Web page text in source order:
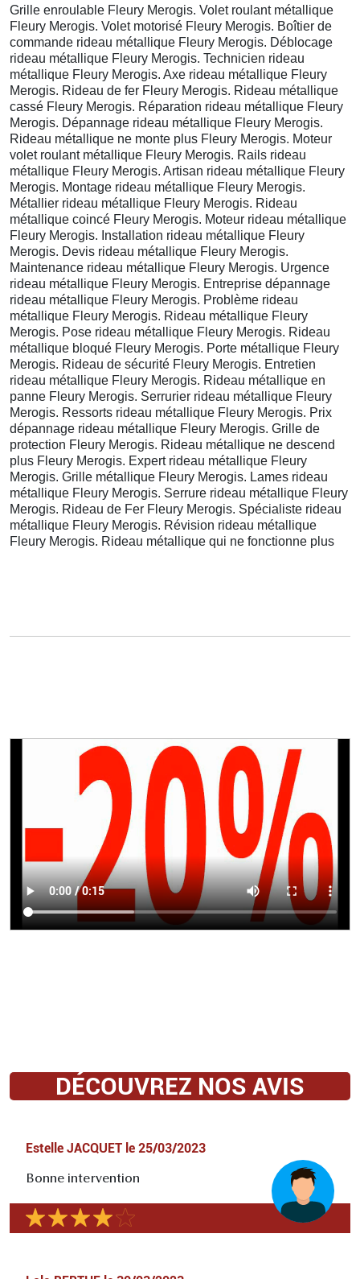
Grille enroulable Fleury Merogis. Volet roulant métallique
Fleury Merogis. Volet motorisé Fleury Merogis. Boîtier de
commande rideau métallique Fleury Merogis. Déblocage
rideau métallique Fleury Merogis. Technicien rideau
métallique Fleury Merogis. Axe rideau métallique Fleury
Merogis. Rideau de fer Fleury Merogis. Rideau métallique
cassé Fleury Merogis. Réparation rideau métallique Fleury
Merogis. Dépannage rideau métallique Fleury Merogis.
Rideau métallique ne monte plus Fleury Merogis. Moteur
volet roulant métallique Fleury Merogis. Rails rideau
métallique Fleury Merogis. Artisan rideau métallique Fleury
Merogis. Montage rideau métallique Fleury Merogis.
Métallier rideau métallique Fleury Merogis. Rideau
métallique coincé Fleury Merogis. Moteur rideau métallique
Fleury Merogis. Installation rideau métallique Fleury
Merogis. Devis rideau métallique Fleury Merogis.
Maintenance rideau métallique Fleury Merogis. Urgence
rideau métallique Fleury Merogis. Entreprise dépannage
rideau métallique Fleury Merogis. Problème rideau
métallique Fleury Merogis. Rideau métallique Fleury
Merogis. Pose rideau métallique Fleury Merogis. Rideau
métallique bloqué Fleury Merogis. Porte métallique Fleury
Merogis. Rideau de sécurité Fleury Merogis. Entretien
rideau métallique Fleury Merogis. Rideau métallique en
panne Fleury Merogis. Serrurier rideau métallique Fleury
Merogis. Ressorts rideau métallique Fleury Merogis. Prix
dépannage rideau métallique Fleury Merogis. Grille de
protection Fleury Merogis. Rideau métallique ne descend
plus Fleury Merogis. Expert rideau métallique Fleury
Merogis. Grille métallique Fleury Merogis. Lames rideau
métallique Fleury Merogis. Serrure rideau métallique Fleury
Merogis. Rideau de Fer Fleury Merogis. Spécialiste rideau
métallique Fleury Merogis. Révision rideau métallique
Fleury Merogis. Rideau métallique qui ne fonctionne plus
DÉCOUVREZ NOS AVIS
Estelle JACQUET le 25/03/2023
Bonne intervention